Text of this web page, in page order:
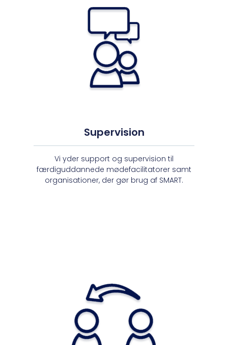
Supervision
Vi yder support og supervision til
færdiguddannede mødefacilitatorer samt
organisationer, der gør brug af SMART.